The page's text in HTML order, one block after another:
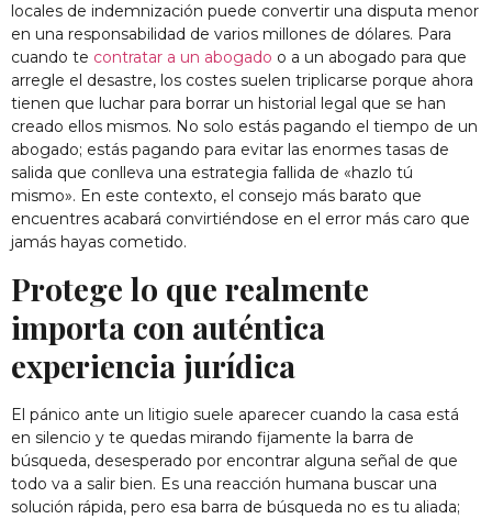
locales de indemnización puede convertir una disputa menor
en una responsabilidad de varios millones de dólares. Para
cuando te contratar a un abogado o a un abogado para que
arregle el desastre, los costes suelen triplicarse porque ahora
tienen que luchar para borrar un historial legal que se han
creado ellos mismos. No solo estás pagando el tiempo de un
abogado; estás pagando para evitar las enormes tasas de
salida que conlleva una estrategia fallida de «hazlo tú
mismo». En este contexto, el consejo más barato que
encuentres acabará convirtiéndose en el error más caro que
jamás hayas cometido.
Protege lo que realmente
importa con auténtica
experiencia jurídica
El pánico ante un litigio suele aparecer cuando la casa está
en silencio y te quedas mirando fijamente la barra de
búsqueda, desesperado por encontrar alguna señal de que
todo va a salir bien. Es una reacción humana buscar una
solución rápida, pero esa barra de búsqueda no es tu aliada;